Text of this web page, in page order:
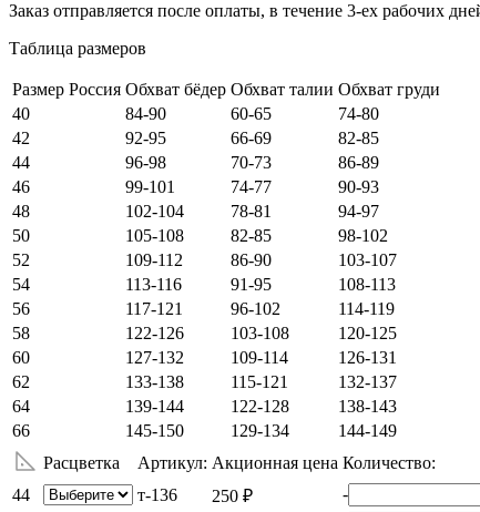
Заказ отправляется после оплаты, в течение 3-ех рабочих
Таблица размеров
Размер Россия Обхват бёдер Обхват талии Обхват груди
40
84-90 60-65
74-80
42
92-95 66-69
82-85
44
96-98 70-73
86-89
46
99-101 74-77
90-93
48
102-104 78-81
94-97
50
105-108 82-85
98-102
52
109-112 86-90
103-107
54
113-116 91-95
108-113
56
117-121 96-102
114-119
58
122-126 103-108
120-125
60
127-132 109-114
126-131
62
133-138 115-121
132-137
64
139-144 122-128
138-143
66
145-150 129-134
144-149
Расцветка
Артикул: Акционная цена Количество:
44
т-136 250 ₽ -